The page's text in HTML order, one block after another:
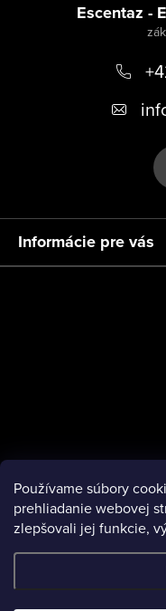
Používame súbory
prehliadanie webovej
zlepšovali jej funkcie,
Escentaz -
Informácie pre vás